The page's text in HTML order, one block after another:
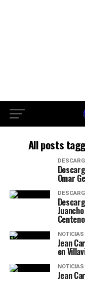
All posts
Omar
Centeno
NOTICIAS
Jean
en
NOTICIAS
Jean